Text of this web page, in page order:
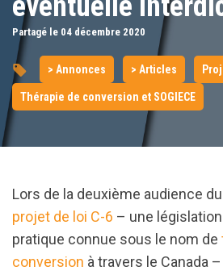
Partagé le 04 décembre 2020
> Annonces > Articles
Thérapie de conversion et SOGIECE
Lors de la deuxième audience
projet de loi C-6 – une
pratique connue sous le nom de
conversion à travers le Canada